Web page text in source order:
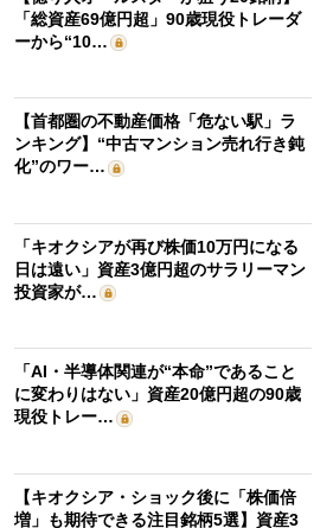
「総資産69億円超」90歳現役トレーダ
ーから“10…
【首都圏の不動産価格「危ない駅」ラ
ンキング】“中古マンション売れ行き鈍
化”のワー…
「キオクシアが再び株価10万円になる
日は遠い」資産3億円超のサラリーマン
投資家が…
「AI・半導体関連が“本命”であること
に変わりはない」資産20億円超の90歳
現役トレー…
【キオクシア・ショック後に「株価倍
増」も期待できる注目銘柄5選】資産3